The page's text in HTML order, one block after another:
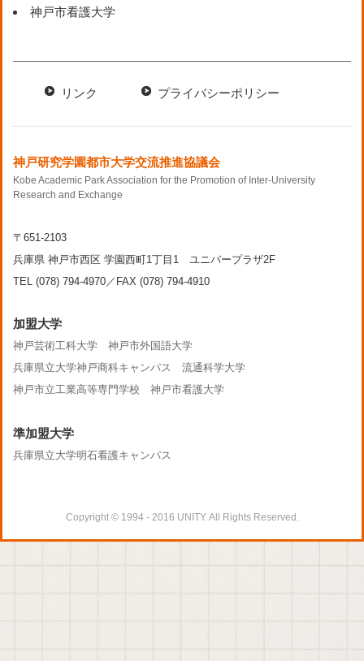
神戸市看護大学
リンク プライバシーポリシー
神戸研究学園都市大学交流推進協議会
Kobe Academic Park Association for the Promotion of Inter-University
Research and Exchange
〒651-2103
兵庫県 神戸市西区 学園西町1丁目1 ユニバープラザ2F
TEL (078) 794-4970／FAX (078) 794-4910
加盟大学
神戸芸術工科大学
神戸市外国語大学
兵庫県立大学神戸商科キャンパス
流通科学大学
神戸市立工業高等専門学校
神戸市看護大学
準加盟大学
兵庫県立大学明石看護キャンパス
Copyright © 1994 - 2016 UNITY. All Rights Reserved.